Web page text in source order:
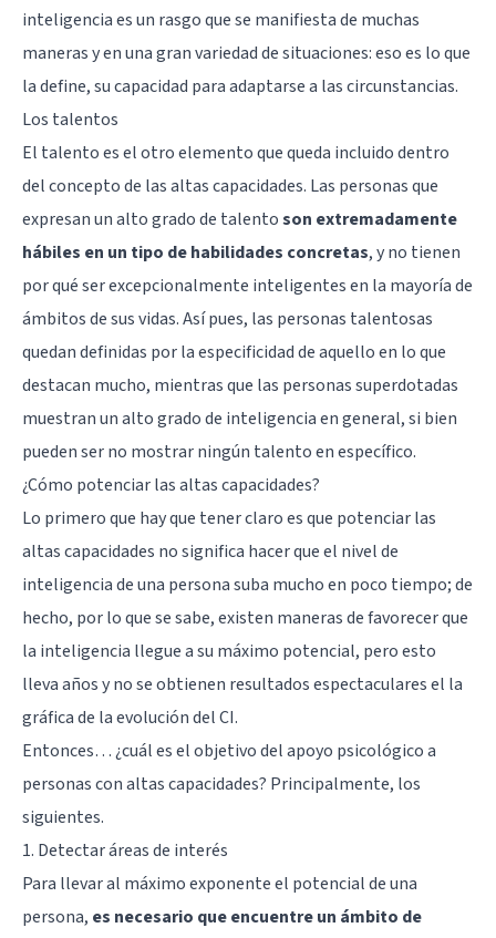
inteligencia es un rasgo que se manifiesta de muchas
maneras y en una gran variedad de situaciones: eso es lo que
la define, su capacidad para adaptarse a las circunstancias.
Los talentos
El talento es el otro elemento que queda incluido dentro
del concepto de las altas capacidades. Las personas que
expresan un alto grado de talentoson extremadamente
hábiles en un tipo de habilidades concretas, y no tienen
por qué ser excepcionalmente inteligentes en la mayoría de
ámbitos de sus vidas. Así pues, las personas talentosas
quedan definidas por la especificidad de aquello en lo que
destacan mucho, mientras que las personas superdotadas
muestran un alto grado de inteligencia en general, si bien
pueden ser no mostrar ningún talento en específico.
¿Cómo potenciar las altas capacidades?
Lo primero que hay que tener claro es que potenciar las
altas capacidades no significa hacer que el nivel de
inteligencia de una persona suba mucho en poco tiempo; de
hecho, por lo que se sabe, existen maneras de favorecer que
la inteligencia llegue a su máximo potencial, pero esto
lleva años y no se obtienen resultados espectaculares el la
gráfica de la evolución del CI.
Entonces… ¿cuál es el objetivo del apoyo psicológico a
personas con altas capacidades? Principalmente, los
siguientes.
1. Detectar áreas de interés
Para llevar al máximo exponente el potencial de una
persona, es necesario que encuentre un ámbito de